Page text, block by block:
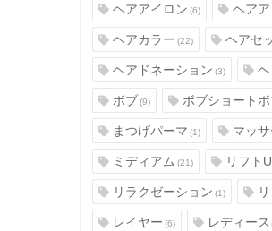
ヘアアイロン(6) ヘア
ヘアカラー(22) ヘアセ
ヘアドネーション(3) ヘ
ボブ(9) ボブショート
まつげパーマ(1) マッ
ミディアム(21) リフト
リラクゼーション(1) リ
レイヤー(6) レディー